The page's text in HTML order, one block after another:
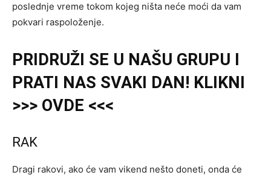
poslednje vreme tokom kojeg ništa neće moći da vam
pokvari raspoloženje.
PRIDRUŽI SE U NAŠU GRUPU I
PRATI NAS SVAKI DAN! KLIKNI
>>> OVDE <<<
RAK
Dragi rakovi, ako će vam vikend nešto doneti, onda će